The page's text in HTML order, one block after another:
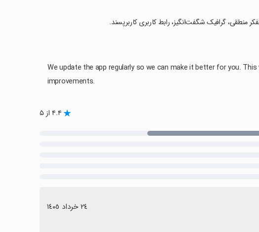
منطقی، گرافیک شگفت‌انگیز، رابط کاربری کاربرپسند.
We update the app regularly so we can make it better for you.
improvements.
۴.۴ از ۵
٢٤ خرداد ١٤٠٥